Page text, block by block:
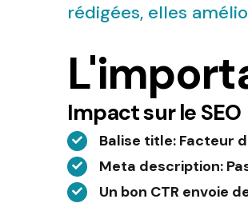
rédigées, elles
Impact sur le SEO
Balise title: Facteur
Meta description:
Un bon CTR envoie